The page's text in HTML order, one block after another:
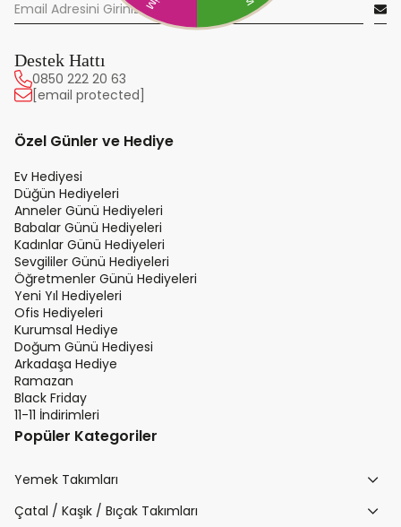
Destek Hattı
0850 222 20 63
[email protected]
Özel Günler ve Hediye
Ev Hediyesi
Düğün Hediyeleri
Anneler Günü Hediyeleri
Babalar Günü Hediyeleri
Kadınlar Günü Hediyeleri
Sevgililer Günü Hediyeleri
Öğretmenler Günü Hediyeleri
Yeni Yıl Hediyeleri
Ofis Hediyeleri
Kurumsal Hediye
Doğum Günü Hediyesi
Arkadaşa Hediye
Ramazan
Black Friday
11-11 İndirimleri
Popüler Kategoriler
Yemek Takımları
Çatal / Kaşık / Bıçak Takımları